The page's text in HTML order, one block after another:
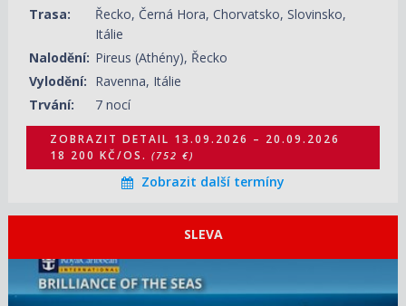
Trasa:
Řecko, Černá Hora, Chorvatsko, Slovinsko,
Itálie
Nalodění: Pireus (Athény), Řecko
Vylodění: Ravenna, Itálie
Trvání:
7 nocí
ZOBRAZIT DETAIL 13.09.2026 – 20.09.2026
18 200 KČ/OS. (752 €)
Zobrazit další termíny
SLEVA
10.08.2026 – 17.08.2026
(1 261 €)